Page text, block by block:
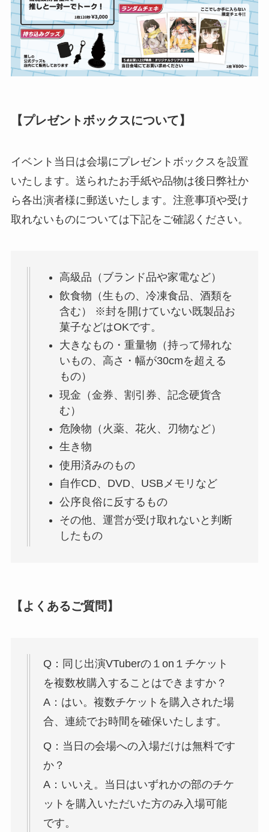
【プレゼントボックスについて】
イベント当日は会場にプレゼントボックスを設置
いたします。送られたお手紙や品物は後日弊社か
ら各出演者様に郵送いたします。注意事項や受け
取れないものについては下記をご確認ください。
高級品（ブランド品や家電など）
飲食物（生もの、冷凍食品、酒類を
含む） ※封を開けていない既製品お
菓子などはOKです。
大きなもの・重量物（持って帰れな
いもの、高さ・幅が30cmを超える
もの）
現金（金券、割引券、記念硬貨含
む）
危険物（火薬、花火、刃物など）
生き物
使用済みのもの
自作CD、DVD、USBメモリなど
公序良俗に反するもの
その他、運営が受け取れないと判断
したもの
【よくあるご質問】
Q：同じ出演VTuberの１on１チケット
を複数枚購入することはできますか？
A：はい。複数チケットを購入された場
合、連続でお時間を確保いたします。
Q：当日の会場への入場だけは無料です
か？
A：いいえ。当日はいずれかの部のチケ
ットを購入いただいた方のみ入場可能
です。